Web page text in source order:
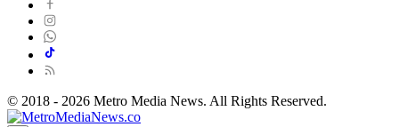
© 2018 - 2026 Metro Media News. All Rights Reserved.